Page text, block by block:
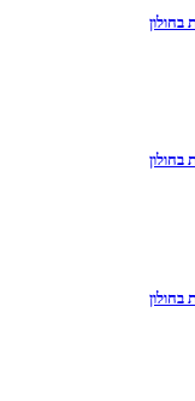
בחולון
בחולון
בחולון